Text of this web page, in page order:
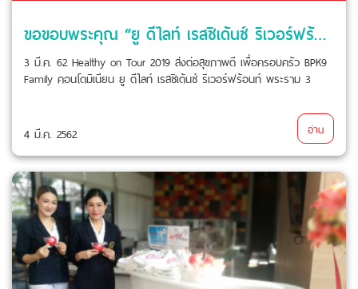
ขอขอบพระคุณ “ยู ดีไลท์ เรสซิเด้นซ์ ริเวอร์ฟร้อนท์ พระราม 3” ที่ให้ BPK9 Family ดูแลคุณ
3 มี.ค. 62 Healthy on Tour 2019 ส่งต่อสุขภาพดี เพื่อครอบครัว BPK9
Family คอนโดมิเนียน ยู ดีไลท์ เรสซิเด้นซ์ ริเวอร์ฟร้อนท์ พระราม 3
4 มี.ค. 2562 อ่าน